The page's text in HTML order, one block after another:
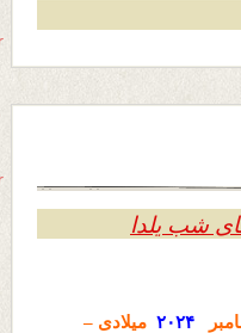
شب یلدا
۲۰۲۴ میلادی –